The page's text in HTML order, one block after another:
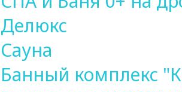
Делюкс
Сауна
Банный комплекс